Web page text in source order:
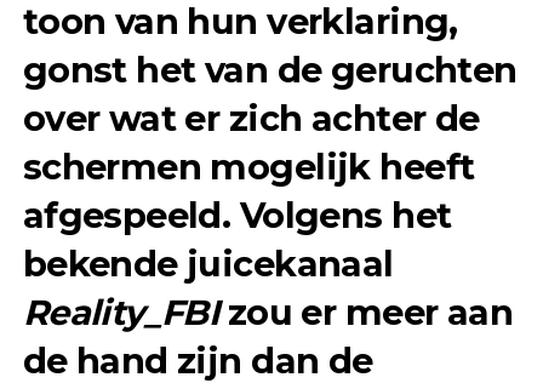
toon van hun verklaring,
gonst het van de geruchten
over wat er zich achter de
schermen mogelijk heeft
afgespeeld. Volgens het
bekende juicekanaal
Reality_FBIzou er meer aan
de hand zijn dan de